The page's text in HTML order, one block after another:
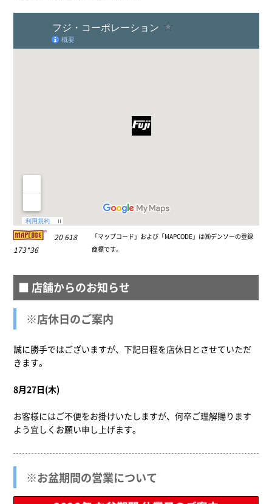
20 618
173*36
「マップコード」および「MAPCODE」は㈱デンソーの登録
商標です。
■ 店舗からのお知らせ
※店休日のご案内
誠に勝手ではございますが、下記日程を店休日とさせていただ
きます。
お客様にはご不便をお掛けいたしますが、何卒ご理解賜ります
よう宜しくお願い申し上げます。
※お盆期間の営業について